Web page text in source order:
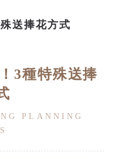
送捧花方式
3種特殊送捧
PLANNING